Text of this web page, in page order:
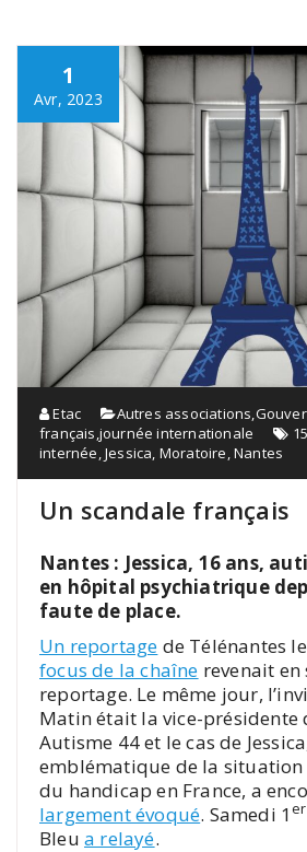
1
Avr, 2023
Etac Autres associations
français journée internationale
internée ,Jessica Moratoire ,Nantes
Un scandale français
Nantes : Jessica, 16 ans,
en hôpital psychiatrique
faute de place.
Un reportage de Télénantes
focus de la chaîne revenait en
reportage. Le même jour,
Matin était la vice-présidente
Autisme 44 et le cas de
emblématique de la situation
du handicap en France, a
largement évoqué. Samedi 1 er
Bleu a relayé.